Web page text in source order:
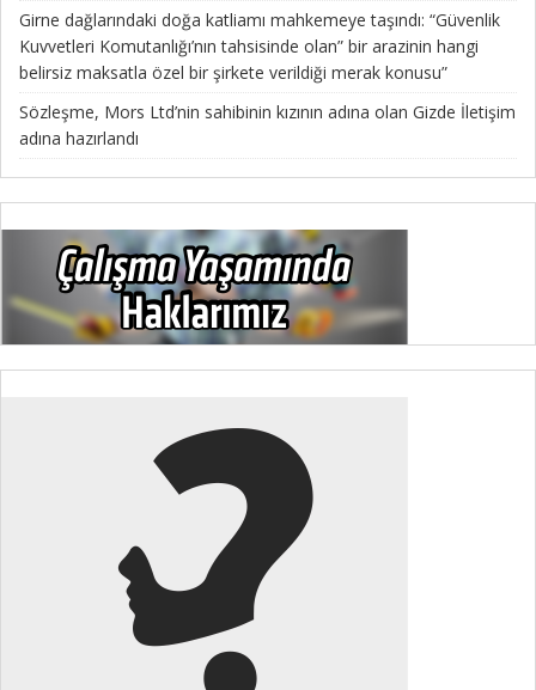
Girne dağlarındaki doğa katliamı mahkemeye taşındı: “Güvenlik
Kuvvetleri Komutanlığı’nın tahsisinde olan” bir arazinin hangi
belirsiz maksatla özel bir şirkete verildiği merak konusu”
Sözleşme, Mors Ltd’nin sahibinin kızının adına olan Gizde İletişim
adına hazırlandı